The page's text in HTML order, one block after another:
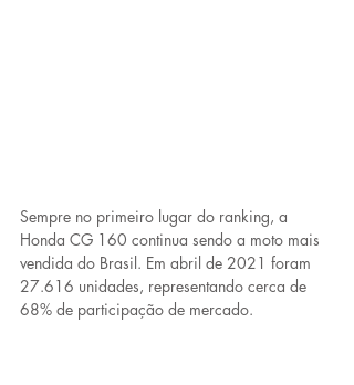
Sempre no primeiro lugar do ranking, a
Honda CG 160 continua sendo a moto mais
vendida do Brasil. Em abril de 2021 foram
27.616 unidades, representando cerca de
68% de participação de mercado.